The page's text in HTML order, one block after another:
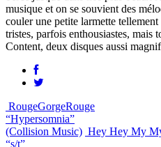
musique et on se souvient des
couler une petite larmette
tristes, parfois enthousiastes,
Content, deux disques aussi
RougeGorgeRouge
“Hypersomnia”
(Collision Music) Hey Hey My
“s/t”